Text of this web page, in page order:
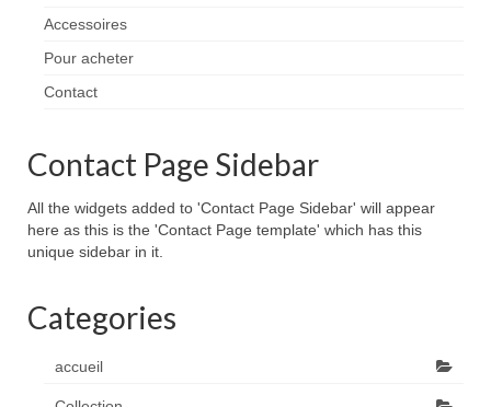
Accessoires
Pour acheter
Contact
Contact Page Sidebar
All the widgets added to 'Contact Page Sidebar' will appear
here as this is the 'Contact Page template' which has this
unique sidebar in it.
Categories
accueil